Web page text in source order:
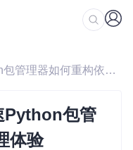
/ 4个维度解析uv：极速Python包管理器如何重构依赖管理体验
Python包管
体验